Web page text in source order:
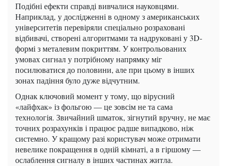
Подібні ефекти справді вивчалися науковцями.
Наприклад, у дослідженні в одному з американських
університетів перевіряли спеціально розраховані
відбивачі, створені алгоритмами та надруковані у 3D-
формі з металевим покриттям. У контрольованих
умовах сигнал у потрібному напрямку міг
посилюватися до половини, але при цьому в інших
зонах падіння було дуже відчутним.
Однак ключовий момент у тому, що вірусний
«лайфхак» із фольгою — це зовсім не та сама
технологія. Звичайний шматок, зігнутий вручну, не має
точних розрахунків і працює радше випадково, ніж
системно. У кращому разі користувач може отримати
невелике покращення в одній кімнаті, а в гіршому —
ослаблення сигналу в інших частинах житла.